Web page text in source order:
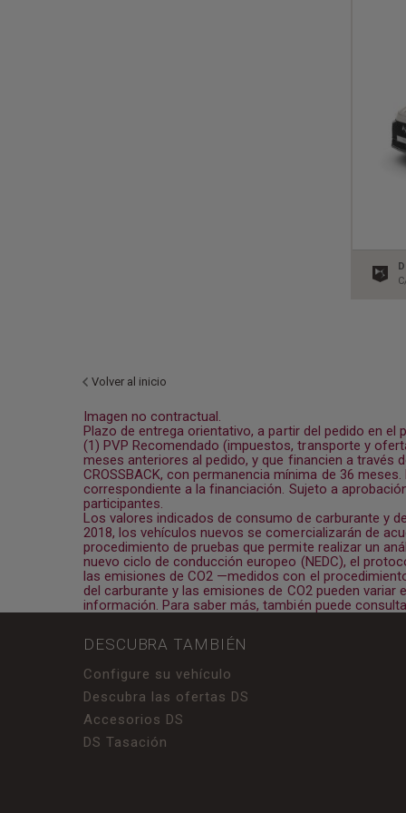
Volver al inicio
Imagen no contractual.
Plazo de entrega orientativo, a partir del pedido en el
(1) PVP Recomendado (impuestos, transporte y
meses anteriores al pedido, y que financien a través
CROSSBACK, con permanencia mínima de 36
correspondiente a la financiación. Sujeto a
participantes.
Los valores indicados de consumo de carburante y
2018, los vehículos nuevos se comercializarán de
procedimiento de pruebas que permite realizar un
nuevo ciclo de conducción europeo (NEDC), el
las emisiones de CO2 —medidos con el
del carburante y las emisiones de CO2 pueden
información. Para saber más, también puede
DESCUBRA TAMBIÉN
Configure su vehículo
Descubra las ofertas DS
Accesorios DS
DS Tasación